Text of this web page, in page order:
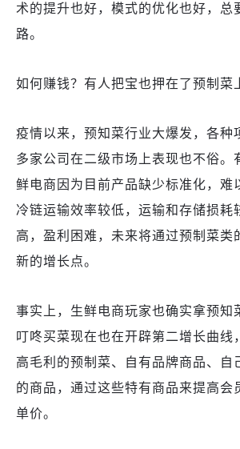
术的提升也好，模式的优化也好，总
路。
如何赚钱？有人把宝也押在了预制菜
疫情以来，预知菜行业大爆发，各种
多家公司在二级市场上表现也不俗。
鲜电商因为目前产品缺少标准化，难
冷链运输效率较低，运输和存储损耗
高，盈利困难，未来将通过预制菜类
新的增长点。
事实上，生鲜电商玩家也确实拿预知
叮咚买菜现在也在开辟第二增长曲线
高毛利的预制菜、自有品牌商品、自
的商品，通过这些特有商品来提高会
单价。